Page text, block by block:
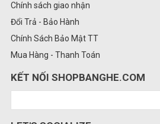
Chính sách giao nhận
Đổi Trả - Bảo Hành
Chính Sách Bảo Mật TT
Mua Hàng - Thanh Toán
KẾT NỐI SHOPBANGHE.COM